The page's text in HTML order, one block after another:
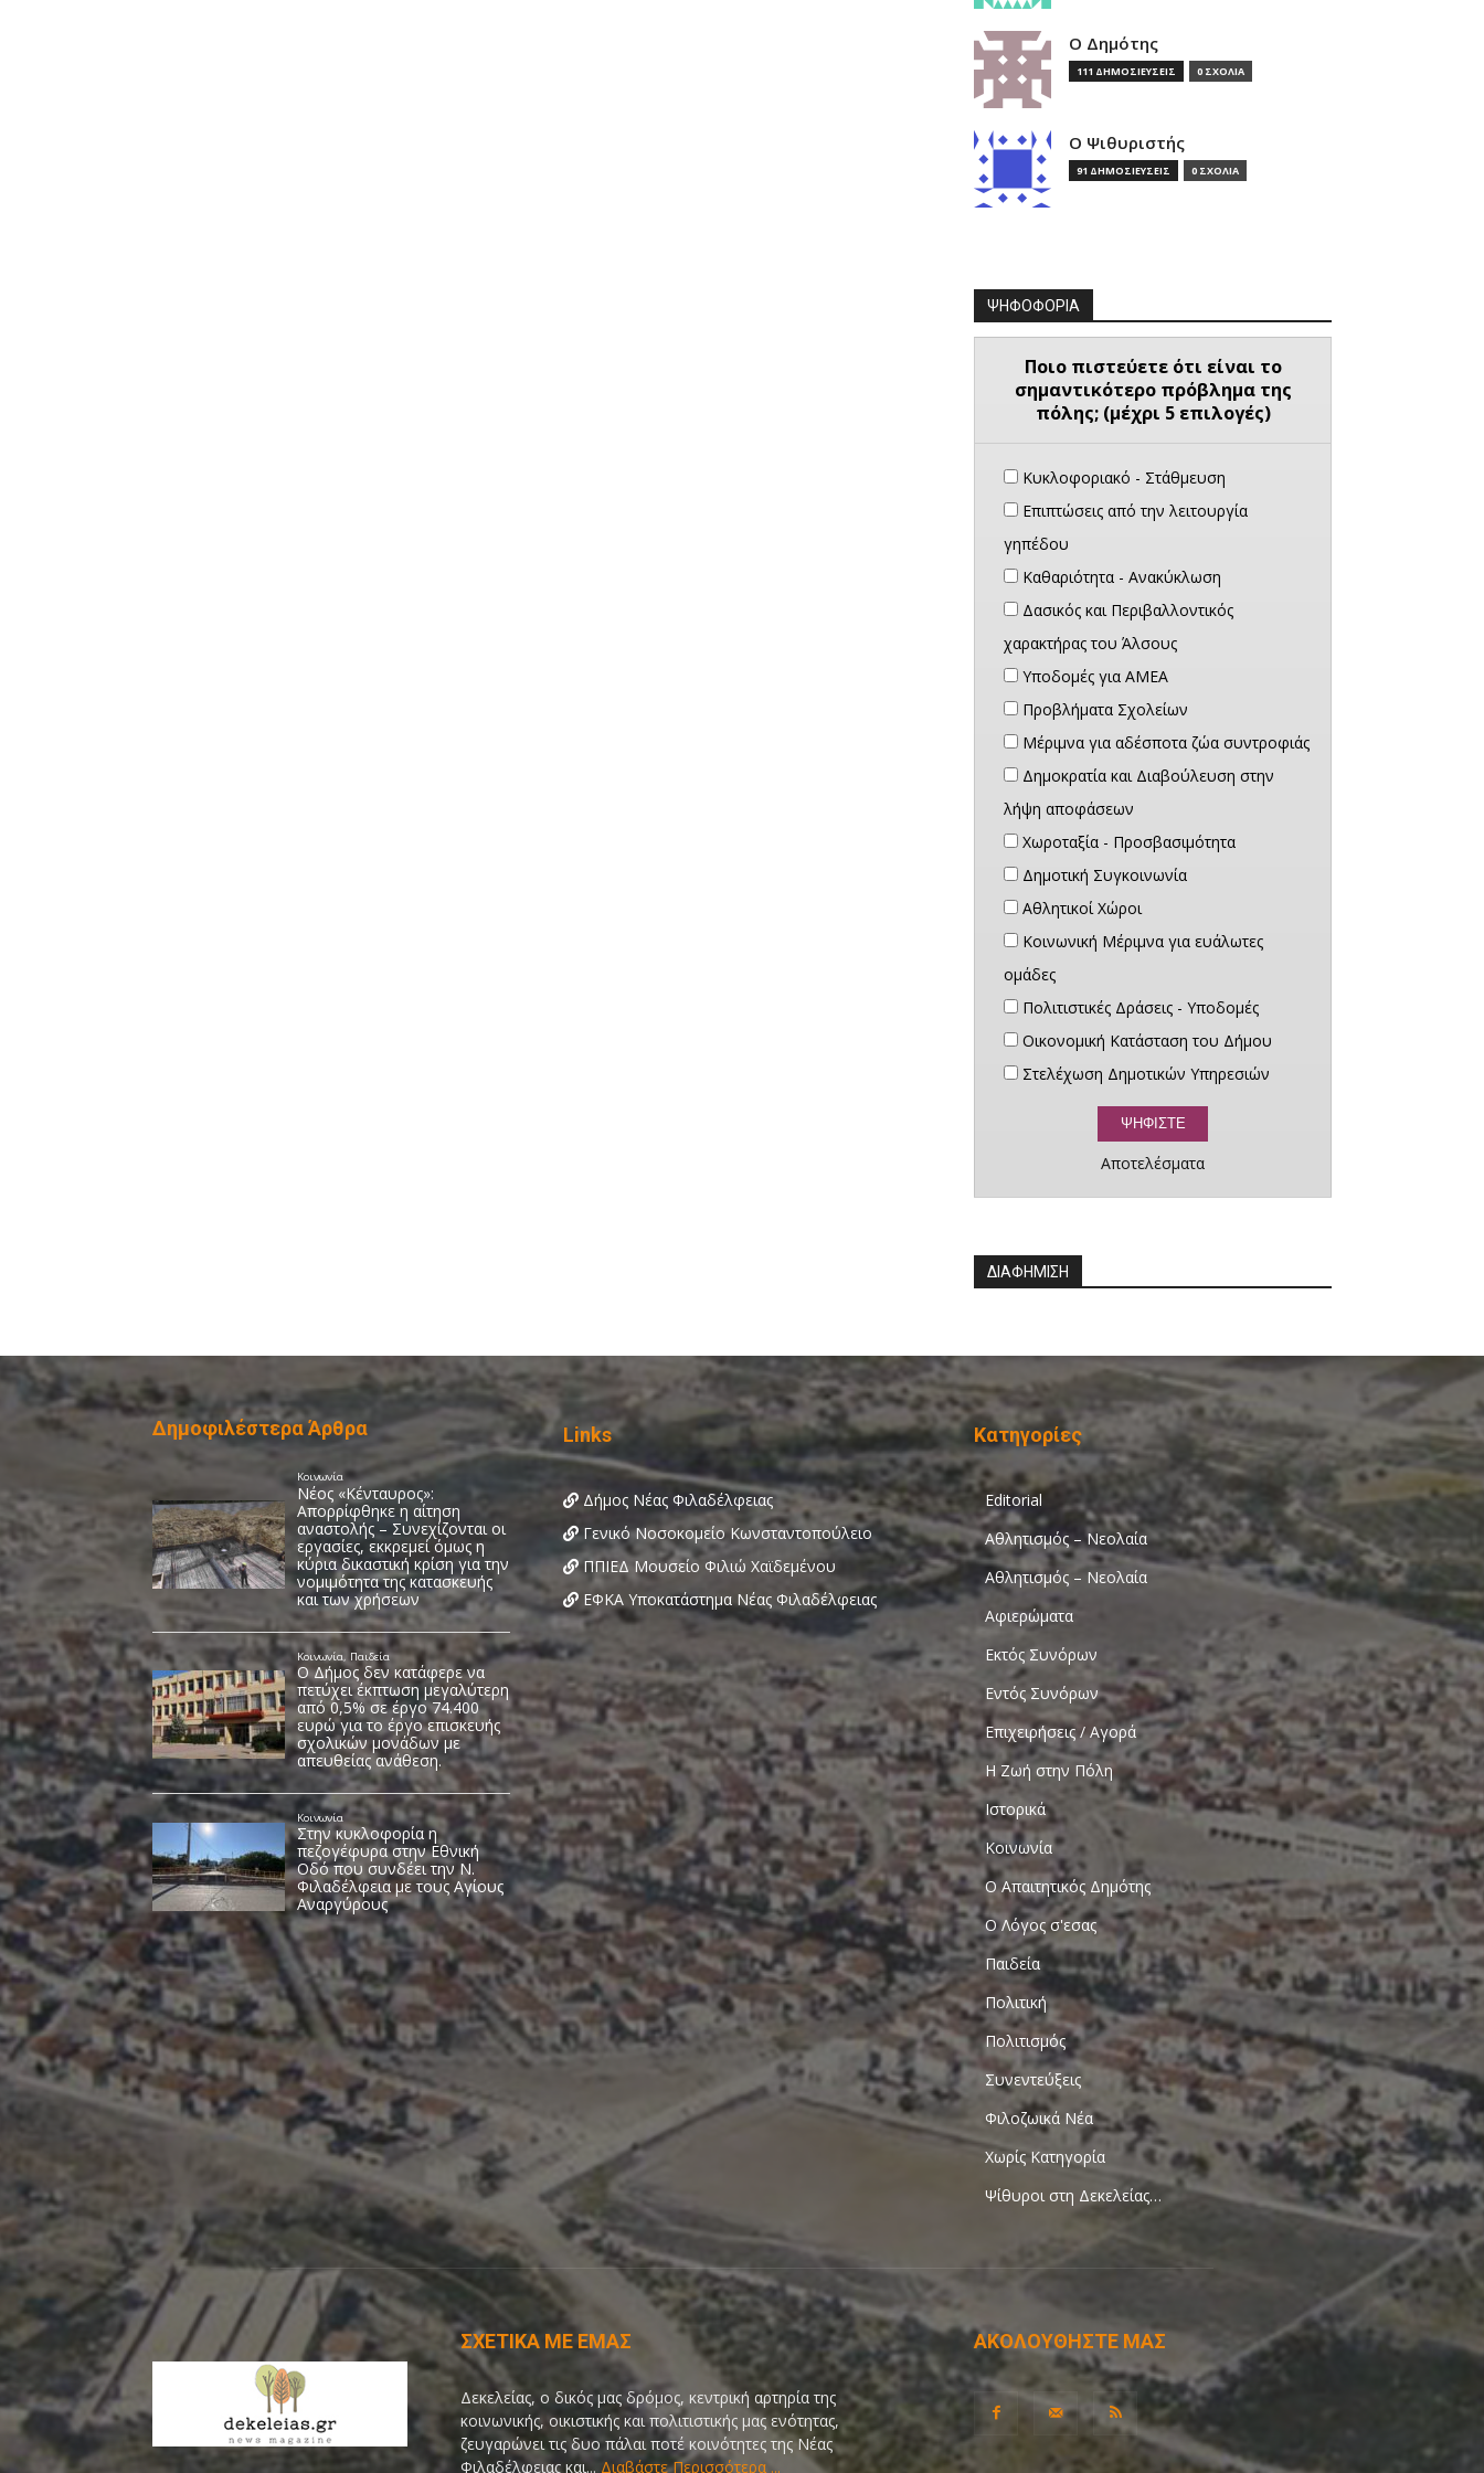
Ο Δημότης
111 ΔΗΜΟΣΙΕΥΣΕΙΣ 0 ΣΧΟΛΙΑ
Ο Ψιθυριστής
91 ΔΗΜΟΣΙΕΥΣΕΙΣ 0 ΣΧΟΛΙΑ
ΨΗΦΟΦΟΡΙΑ
Ποιο πιστεύετε ότι είναι το
σημαντικότερο πρόβλημα της
πόλης; (μέχρι 5 επιλογές)
Κυκλοφοριακό - Στάθμευση
Επιπτώσεις από την λειτουργία
γηπέδου
Καθαριότητα - Ανακύκλωση
Δασικός και Περιβαλλοντικός
χαρακτήρας του Άλσους
Υποδομές για ΑΜΕΑ
Προβλήματα Σχολείων
Μέριμνα για αδέσποτα ζώα συντροφιάς
Δημοκρατία και Διαβούλευση στην
λήψη αποφάσεων
Χωροταξία - Προσβασιμότητα
Δημοτική Συγκοινωνία
Αθλητικοί Χώροι
Κοινωνική Μέριμνα για ευάλωτες
ομάδες
Πολιτιστικές Δράσεις - Υποδομές
Οικονομική Κατάσταση του Δήμου
Στελέχωση Δημοτικών Υπηρεσιών
Αποτελέσματα
ΔΙΑΦΗΜΙΣΗ
Δημοφιλέστερα Άρθρα Links
Δήμος Νέας Φιλαδέλφειας
Γενικό Νοσοκομείο Κωνσταντοπούλειο
ΠΠΙΕΔ Μουσείο Φιλιώ Χαϊδεμένου
ΕΦΚΑ Υποκατάστημα Νέας Φιλαδέλφειας
Κατηγορίες
Editorial
Αθλητισμός – Νεολαία
Αθλητισμός – Νεολαία
Αφιερώματα
Εκτός Συνόρων
Εντός Συνόρων
Επιχειρήσεις / Αγορά
Η Ζωή στην Πόλη
Ιστορικά
Κοινωνία
Ο Απαιτητικός Δημότης
Ο Λόγος σ'εσας
Παιδεία
Πολιτική
Πολιτισμός
Συνεντεύξεις
Φιλοζωικά Νέα
Χωρίς Κατηγορία
Ψίθυροι στη Δεκελείας…
ΣΧΕΤΙΚΑ ΜΕ ΕΜΑΣ
Δεκελείας, ο δικός μας δρόμος, κεντρική αρτηρία της
κοινωνικής, οικιστικής και πολιτιστικής μας ενότητας,
ζευγαρώνει τις δυο πάλαι ποτέ κοινότητες της Νέας
Φιλαδέλφειας και... Διαβάστε Περισσότερα ...
ΑΚΟΛΟΥΘΗΣΤΕ ΜΑΣ